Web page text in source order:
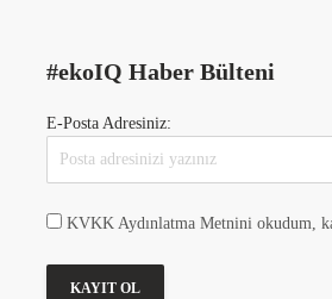
#ekoIQ Haber Bülteni
E-Posta Adresiniz:
KVKK Aydınlatma Metnini okudum,